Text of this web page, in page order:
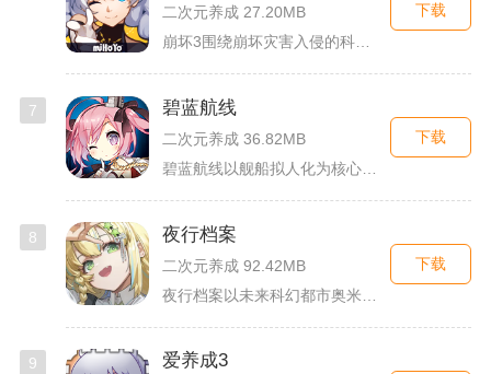
二次元养成 27.20MB
下载
7 碧蓝航线
二次元养成 36.82MB
下载
8 夜行档案
二次元养成 92.42MB
下载
9 爱养成3